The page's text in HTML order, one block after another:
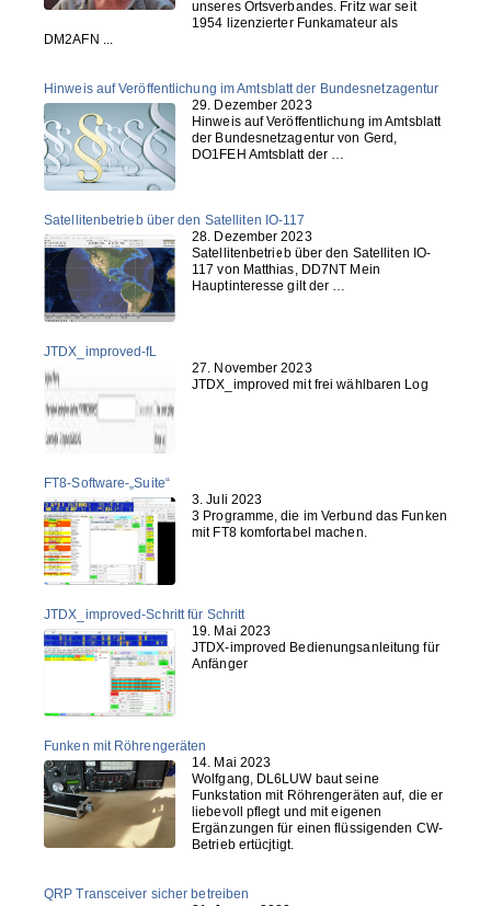
unseres Ortsverbandes. Fritz war seit
1954 lizenzierter Funkamateur als
DM2AFN ...
Hinweis auf Veröffentlichung im Amtsblatt der Bundesnetzagentur
29. Dezember 2023
Hinweis auf Veröffentlichung im Amtsblatt
der Bundesnetzagentur von Gerd,
DO1FEH Amtsblatt der …
Satellitenbetrieb über den Satelliten IO-117
28. Dezember 2023
Satellitenbetrieb über den Satelliten IO-
117 von Matthias, DD7NT Mein
Hauptinteresse gilt der …
JTDX_improved-fL
27. November 2023
JTDX_improved mit frei wählbaren Log
FT8-Software-„Suite“
3. Juli 2023
3 Programme, die im Verbund das Funken
mit FT8 komfortabel machen.
JTDX_improved-Schritt für Schritt
19. Mai 2023
JTDX-improved Bedienungsanleitung für
Anfänger
Funken mit Röhrengeräten
14. Mai 2023
Wolfgang, DL6LUW baut seine
Funkstation mit Röhrengeräten auf, die er
liebevoll pflegt und mit eigenen
Ergänzungen für einen flüssigenden CW-
Betrieb ertücjtigt.
QRP Transceiver sicher betreiben